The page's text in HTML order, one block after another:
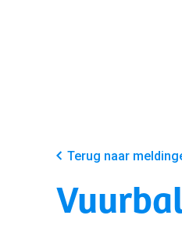
Terug naar